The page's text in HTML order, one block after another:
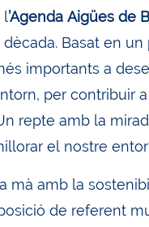
l’Agenda Aigües de
Basat en un
importants a
per contribuir
repte amb la
el nostre
mà amb la
de referent